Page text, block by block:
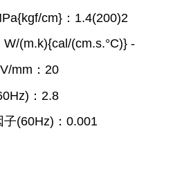
cm}：1.4(200)2
W/(m.k){cal/(cm.s.°C)} -
mm：20
：2.8
子(60Hz)：0.001